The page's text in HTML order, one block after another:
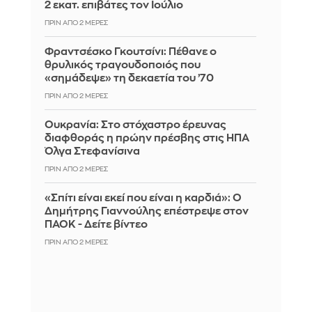
2 εκατ. επιβάτες τον Ιούλιο
ΠΡΙΝ ΑΠΌ 2 ΜΈΡΕΣ
Φραντσέσκο Γκουτσίνι: Πέθανε ο
θρυλικός τραγουδοποιός που
«σημάδεψε» τη δεκαετία του ’70
ΠΡΙΝ ΑΠΌ 2 ΜΈΡΕΣ
Ουκρανία: Στο στόχαστρο έρευνας
διαφθοράς η πρώην πρέσβης στις ΗΠΑ
Όλγα Στεφανίσινα
ΠΡΙΝ ΑΠΌ 2 ΜΈΡΕΣ
«Σπίτι είναι εκεί που είναι η καρδιά»: Ο
Δημήτρης Γιαννούλης επέστρεψε στον
ΠΑΟΚ - Δείτε βίντεο
ΠΡΙΝ ΑΠΌ 2 ΜΈΡΕΣ